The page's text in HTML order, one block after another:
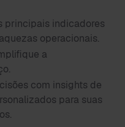
principais indicadores
operacionais.
a
com insights de
para suas